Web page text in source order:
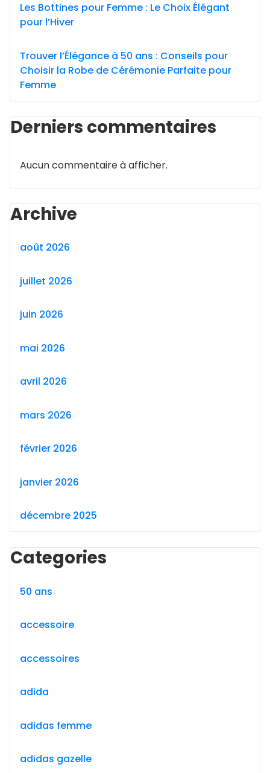
Les Bottines pour Femme : Le Choix Élégant
pour l’Hiver
Trouver l’Élégance à 50 ans : Conseils pour
Choisir la Robe de Cérémonie Parfaite pour
Femme
Derniers commentaires
Aucun commentaire à afficher.
Archive
août 2026
juillet 2026
juin 2026
mai 2026
avril 2026
mars 2026
février 2026
janvier 2026
décembre 2025
Categories
50 ans
accessoire
accessoires
adida
adidas femme
adidas gazelle